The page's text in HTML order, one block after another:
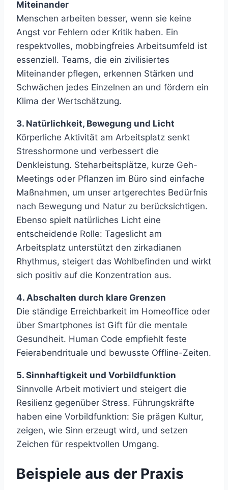
Miteinander
Menschen arbeiten besser, wenn sie keine
Angst vor Fehlern oder Kritik haben. Ein
respektvolles, mobbingfreies Arbeitsumfeld ist
essenziell. Teams, die ein zivilisiertes
Miteinander pflegen, erkennen Stärken und
Schwächen jedes Einzelnen an und fördern ein
Klima der Wertschätzung.
3. Natürlichkeit, Bewegung und Licht
Körperliche Aktivität am Arbeitsplatz senkt
Stresshormone und verbessert die
Denkleistung. Steharbeitsplätze, kurze Geh-
Meetings oder Pflanzen im Büro sind einfache
Maßnahmen, um unser artgerechtes Bedürfnis
nach Bewegung und Natur zu berücksichtigen.
Ebenso spielt natürliches Licht eine
entscheidende Rolle: Tageslicht am
Arbeitsplatz unterstützt den zirkadianen
Rhythmus, steigert das Wohlbefinden und wirkt
sich positiv auf die Konzentration aus.
4. Abschalten durch klare Grenzen
Die ständige Erreichbarkeit im Homeoffice oder
über Smartphones ist Gift für die mentale
Gesundheit. Human Code empfiehlt feste
Feierabendrituale und bewusste Offline-Zeiten.
5. Sinnhaftigkeit und Vorbildfunktion
Sinnvolle Arbeit motiviert und steigert die
Resilienz gegenüber Stress. Führungskräfte
haben eine Vorbildfunktion: Sie prägen Kultur,
zeigen, wie Sinn erzeugt wird, und setzen
Zeichen für respektvollen Umgang.
Beispiele aus der Praxis